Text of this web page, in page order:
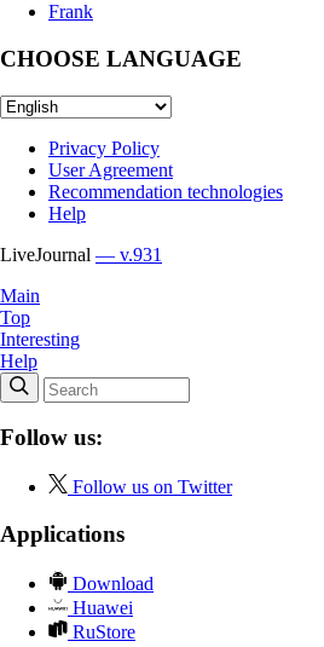
Frank
CHOOSE LANGUAGE
Privacy Policy
User Agreement
Recommendation technologies
Help
LiveJournal — v.931
Main
Top
Interesting
Help
Follow us:
Follow us on Twitter
Applications
Download
Huawei
RuStore